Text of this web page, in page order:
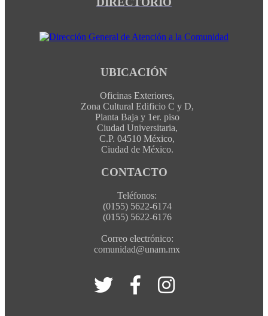
UBICACIÓN
Oficinas Exteriores,
Zona Cultural Edificio C y D,
Planta Baja y 1er. piso
Ciudad Universitaria,
C.P. 04510 México,
Ciudad de México.
CONTACTO
Teléfonos:
(0155) 5622-6174
(0155) 5622-6176
Correo electrónico:
comunidad@unam.mx